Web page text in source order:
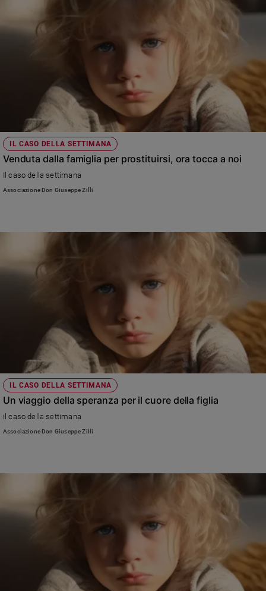
IL CASO DELLA SETTIMANA
Venduta dalla famiglia per prostituirsi, ora tocca a noi
Il caso della settimana
Associazione Don Giuseppe Zilli
IL CASO DELLA SETTIMANA
Un viaggio della speranza per il cuore della figlia
il caso della settimana
Associazione Don Giuseppe Zilli